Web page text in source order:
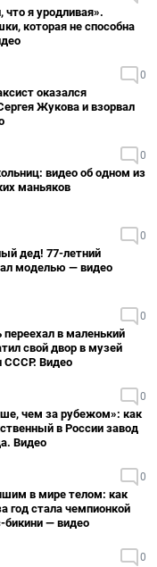
что я уродливая».
которая не способна
0
оказался
Жукова и взорвал
0
видео об одном из
маньяков
0
дед! 77-летний
моделью — видео
0
в маленький
свой двор в музей
СССР. Видео
0
чем за рубежом»: как
в России завод
Видео
0
в мире телом: как
год стала чемпионкой
бикини — видео
0